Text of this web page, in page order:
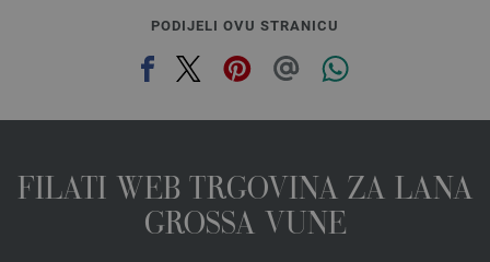
PODIJELI OVU STRANICU
FILATI WEB TRGOVINA ZA LANA
GROSSA VUNE